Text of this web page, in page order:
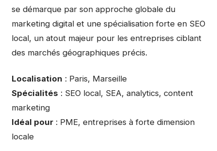
se démarque par son approche globale du
marketing digital et une spécialisation forte en SEO
local, un atout majeur pour les entreprises ciblant
des marchés géographiques précis.
Localisation : Paris, Marseille
Spécialités : SEO local, SEA, analytics, content
marketing
Idéal pour : PME, entreprises à forte dimension
locale